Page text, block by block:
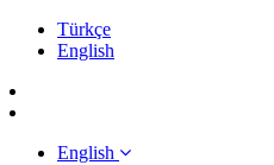
Türkçe
English
English